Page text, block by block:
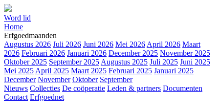
Word lid
Home
Erfgoedmaanden
Augustus 2026 Juli 2026 Juni 2026 Mei 2026 April 2026 Maart
2026 Februari 2026 Januari 2026 December 2025 November 2025
Oktober 2025 September 2025 Augustus 2025 Juli 2025 Juni 2025
Mei 2025 April 2025 Maart 2025 Februari 2025 Januari 2025
December November Oktober September
Nieuws Collecties De coöperatie Leden & partners Documenten
Contact Erfgoednet